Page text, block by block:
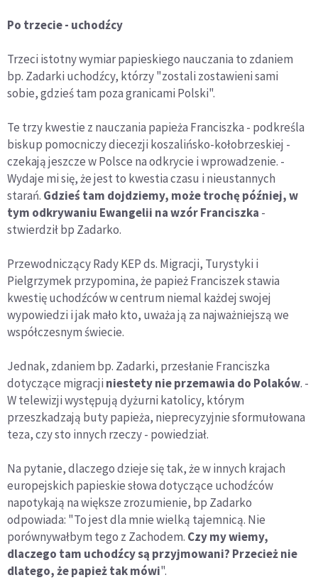
Po trzecie - uchodźcy
Trzeci istotny wymiar papieskiego nauczania to zdaniem
bp. Zadarki uchodźcy, którzy "zostali zostawieni sami
sobie, gdzieś tam poza granicami Polski".
Te trzy kwestie z nauczania papieża Franciszka - podkreśla
biskup pomocniczy diecezji koszalińsko-kołobrzeskiej -
czekają jeszcze w Polsce na odkrycie i wprowadzenie. -
Wydaje mi się, że jest to kwestia czasu i nieustannych
starań. Gdzieś tam dojdziemy, może trochę później, w
tym odkrywaniu Ewangelii na wzór Franciszka -
stwierdził bp Zadarko.
Przewodniczący Rady KEP ds. Migracji, Turystyki i
Pielgrzymek przypomina, że papież Franciszek stawia
kwestię uchodźców w centrum niemal każdej swojej
wypowiedzi i jak mało kto, uważa ją za najważniejszą we
współczesnym świecie.
Jednak, zdaniem bp. Zadarki, przesłanie Franciszka
dotyczące migracji niestety nie przemawia do Polaków. -
W telewizji występują dyżurni katolicy, którym
przeszkadzają buty papieża, nieprecyzyjnie sformułowana
teza, czy sto innych rzeczy - powiedział.
Na pytanie, dlaczego dzieje się tak, że w innych krajach
europejskich papieskie słowa dotyczące uchodźców
napotykają na większe zrozumienie, bp Zadarko
odpowiada: "To jest dla mnie wielką tajemnicą. Nie
porównywałbym tego z Zachodem. Czy my wiemy,
dlaczego tam uchodźcy są przyjmowani? Przecież nie
dlatego, że papież tak mówi".